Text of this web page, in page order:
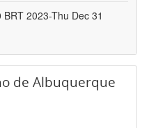
2023-Thu Dec 31
de Albuquerque